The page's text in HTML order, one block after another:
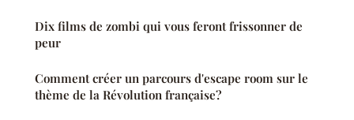
Dix films de zombi qui vous feront frissonner de
peur
Comment créer un parcours d'escape room sur le
thème de la Révolution française?